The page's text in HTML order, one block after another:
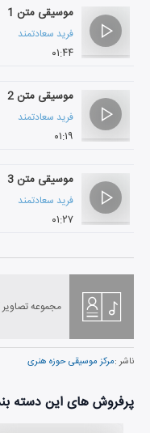
موسیقی متن 1
فرید سعادتمند
۰۱:۴۴
موسیقی متن 2
فرید سعادتمند
۰۱:۱۹
موسیقی متن 3
فرید سعادتمند
۰۱:۲۷
مجموعه تصاویر
ناشر :مرکز موسیقی حوزه هنری
پرفروش های این دسته